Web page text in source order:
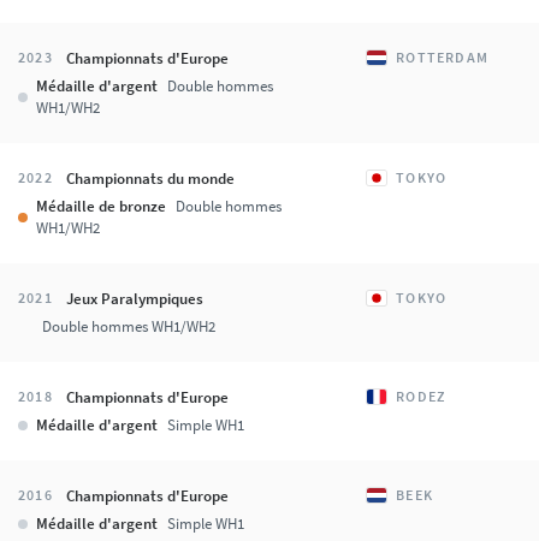
2023 Championnats d'Europe ROTTERDAM
Médaille d'argent Double hommes
WH1/WH2
2022 Championnats du monde TOKYO
Médaille de bronze Double hommes
WH1/WH2
2021 Jeux Paralympiques TOKYO
Double hommes WH1/WH2
2018 Championnats d'Europe RODEZ
Médaille d'argent Simple WH1
2016 Championnats d'Europe BEEK
Médaille d'argent Simple WH1